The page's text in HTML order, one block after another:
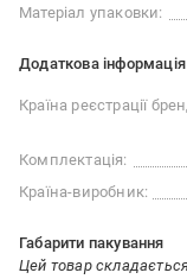
Матеріал упаковки:
Додаткова інформація
Країна реєстрації
Комплектація:
Країна-виробник:
Габарити пакування
Цей товар